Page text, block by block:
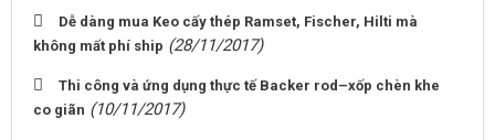
Dễ dàng mua Keo cấy thép Ramset, Fischer, Hilti mà
không mất phí ship (28/11/2017)
Thi công và ứng dụng thực tế Backer rod–xốp chèn khe
co giãn (10/11/2017)